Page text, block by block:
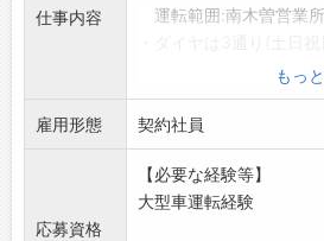
仕事内容
運転範囲:南木曽営業
1日1ダイヤを担当しま
1日の走行距離は80～
・1ヶ月の総労働時間は
・バスはワンマンカー
変更範囲:一般事務・運
慮します)
もっ
雇用形態 契約社員
応募資格
【必要な経験等】
大型車運転経験